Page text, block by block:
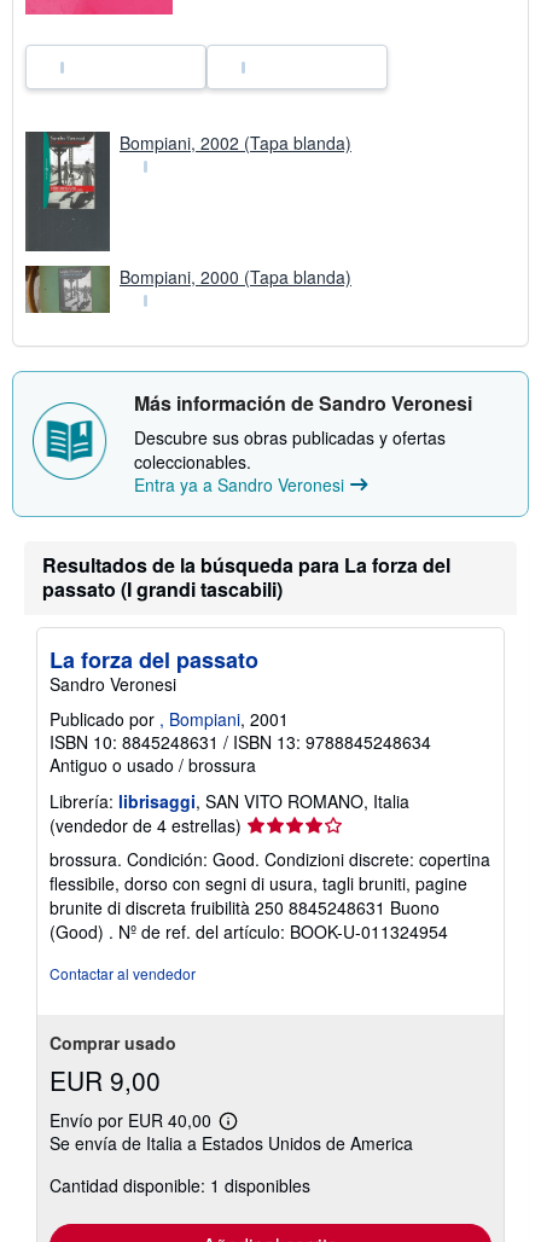
d
n
o
Bompiani, 2002 (Tapa blanda)
Bompiani, 2000 (Tapa blanda)
Más información de Sandro Veronesi
Descubre sus obras publicadas y ofertas
coleccionables.
Entra ya a Sandro Veronesi
Resultados de la búsqueda para La forza del
passato (I grandi tascabili)
La forza del passato
Sandro Veronesi
Publicado por , Bompiani, 2001
ISBN 10: 8845248631 / ISBN 13: 9788845248634
Antiguo o usado / brossura
Librería: librisaggi, SAN VITO ROMANO, Italia
(vendedor de 4 estrellas) Calificación
del
vendedor:
4
de
5
brossura. Condición: Good. Condizioni discrete: copertina
flessibile, dorso con segni di usura, tagli bruniti, pagine
brunite di discreta fruibilità 250 8845248631 Buono
(Good) . Nº de ref. del artículo: BOOK-U-011324954
Contactar al vendedor
Comprar usado
EUR 9,00
Envío por EUR 40,00
Más
información
las
tarifas
envío
Se envía de Italia a Estados Unidos de America
Cantidad disponible: 1 disponibles